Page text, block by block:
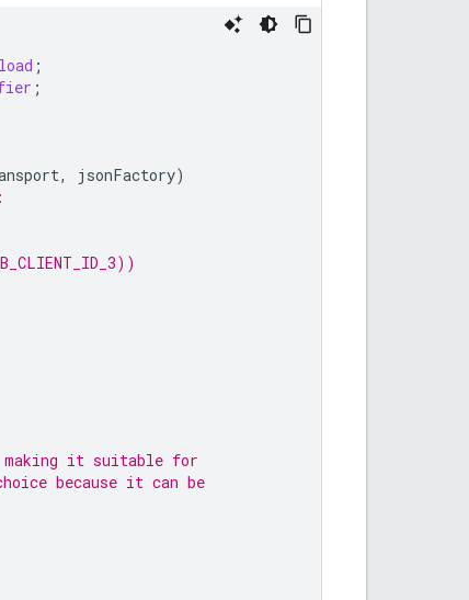
;
;
, jsonFactory)
making it suitable for
because it can be